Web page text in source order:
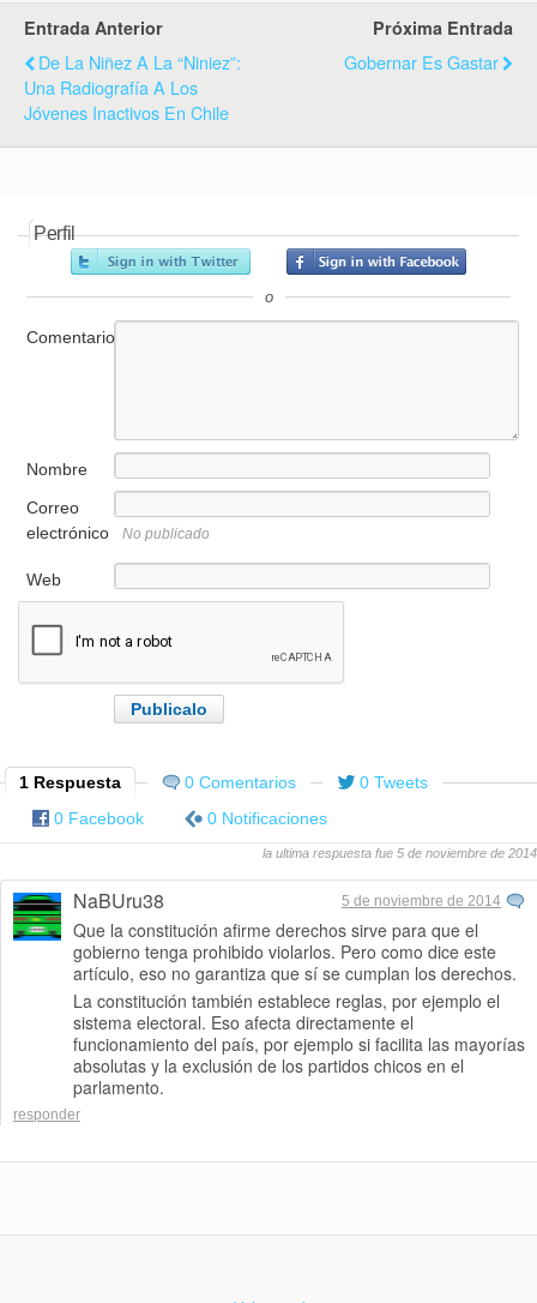
Entrada Anterior
De La Niñez A La “niniez”:
Una Radiografía A Los
Jóvenes Inactivos En Chile
Próxima Entrada
Gobernar Es Gastar
Perfil
o
Comentario
Nombre
Correo
electrónico
No publicado
Web
1 Respuesta 0 Comentarios
0 Tweets
0 Facebook
0 Notificaciones
la ultima respuesta fue 5 de noviembre de 2014
NaBUru38 5 de noviembre de 2014
Que la constitución afirme derechos sirve para que el
gobierno tenga prohibido violarlos. Pero como dice este
artículo, eso no garantiza que sí se cumplan los derechos.
La constitución también establece reglas, por ejemplo el
sistema electoral. Eso afecta directamente el
funcionamiento del país, por ejemplo si facilita las mayorías
absolutas y la exclusión de los partidos chicos en el
parlamento.
responder